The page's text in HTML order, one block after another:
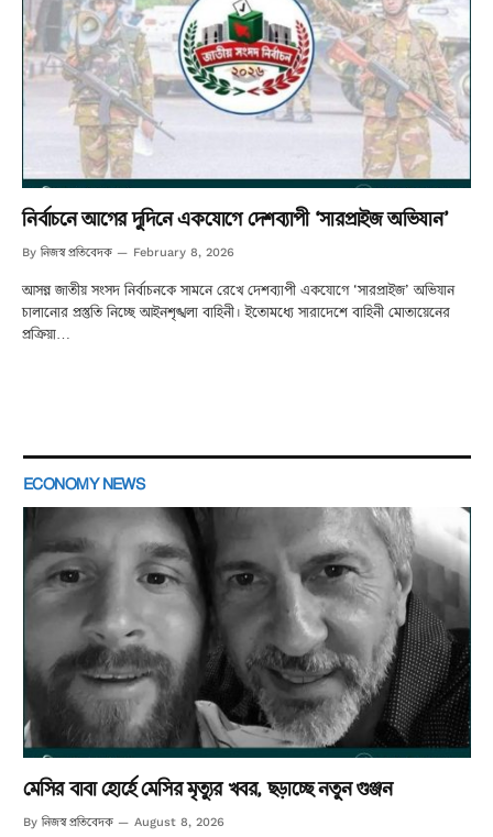
নির্বাচনে আগের দুদিনে একযোগে দেশব্যাপী ‘সারপ্রাইজ অভিযান’
By নিজস্ব প্রতিবেদক February 8, 2026
আসন্ন জাতীয় সংসদ নির্বাচনকে সামনে রেখে দেশব্যাপী একযোগে ‘সারপ্রাইজ’ অভিযান
চালানোর প্রস্তুতি নিচ্ছে আইনশৃঙ্খলা বাহিনী। ইতোমধ্যে সারাদেশে বাহিনী মোতায়েনের
প্রক্রিয়া…
ECONOMY NEWS
মেসির বাবা হোর্হে মেসির মৃত্যুর খবর, ছড়াচ্ছে নতুন গুঞ্জন
By নিজস্ব প্রতিবেদক August 8, 2026